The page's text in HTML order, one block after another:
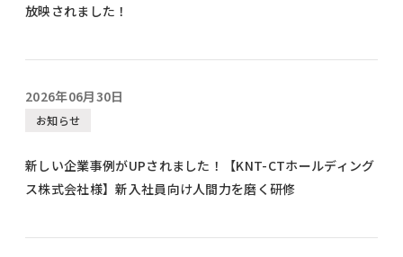
放映されました！
2026年06月30日
お知らせ
新しい企業事例がUPされました！【KNT-CTホールディング
ス株式会社様】新入社員向け人間力を磨く研修